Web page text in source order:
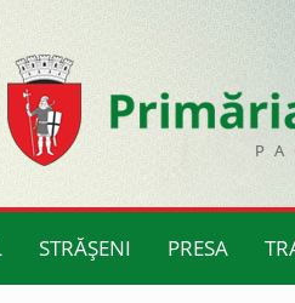
STRĂȘENI PRESA